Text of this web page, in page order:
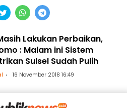
Lakukan Perbaikan,
: Malam ini Sistem
Sulsel Sudah Pulih
16 November 2018 16:49